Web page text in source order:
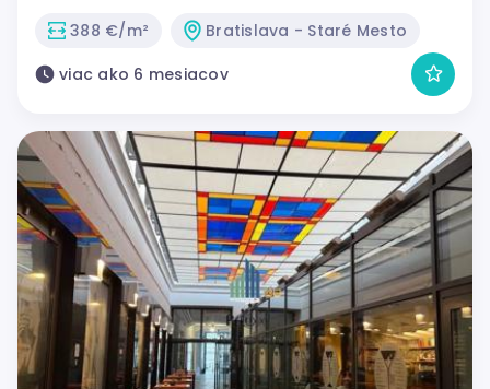
388 €/m²
Bratislava - Staré Mesto
viac ako 6 mesiacov